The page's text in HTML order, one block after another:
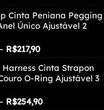
Cinta Peniana Pegging
Único Ajustável 2
R$217,90Faixa
preço:
R$123,90
R$217,90
Cinta Strapon
O-Ring Ajustável 3
R$254,90Faixa